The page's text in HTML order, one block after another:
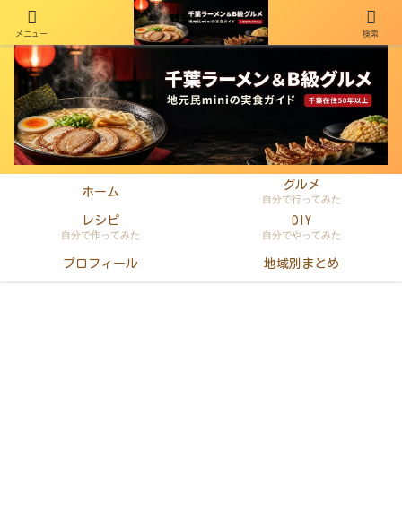
千葉在住50年以上のminiがラーメン・町中華・B級グルメを本音レビュー
ホーム
グルメ
自分で行ってみた
レシピ
自分で作ってみた
DIY
自分でやってみた
プロフィール 地域別まとめ
メニュー 検索